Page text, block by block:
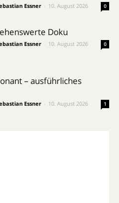
Essner 10. August 2026 0
Doku
Essner 10. August 2026 0
– ausführliches
Essner 10. August 2026 1